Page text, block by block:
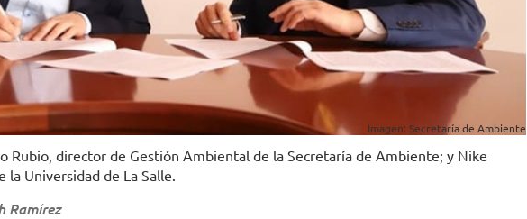
Imagen: Secretaría de Ambiente
Rubio, director de Gestión Ambiental de la Secretaría de Ambiente; y Nike
Universidad de La Salle.
Ramírez